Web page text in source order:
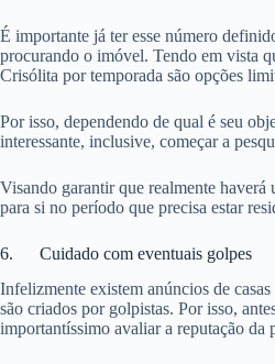
É importante já ter esse número
procurando o imóvel. Tendo em vista
Crisólita por temporada são opções
Por isso, dependendo de qual é seu
interessante, inclusive, começar a
Visando garantir que realmente
para si no período que precisa estar
6. Cuidado com eventuais golpes
Infelizmente existem anúncios de
são criados por golpistas. Por isso,
importantíssimo avaliar a reputação da